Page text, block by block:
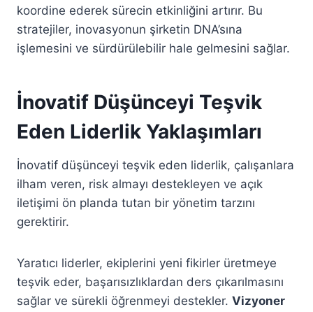
koordine ederek sürecin etkinliğini artırır. Bu
stratejiler, inovasyonun şirketin DNA’sına
işlemesini ve sürdürülebilir hale gelmesini sağlar.
İnovatif Düşünceyi Teşvik
Eden Liderlik Yaklaşımları
İnovatif düşünceyi teşvik eden liderlik, çalışanlara
ilham veren, risk almayı destekleyen ve açık
iletişimi ön planda tutan bir yönetim tarzını
gerektirir.
Yaratıcı liderler, ekiplerini yeni fikirler üretmeye
teşvik eder, başarısızlıklardan ders çıkarılmasını
sağlar ve sürekli öğrenmeyi destekler. Vizyoner